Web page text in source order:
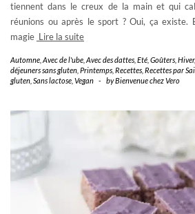
tiennent dans le creux de la main et qui
réunions ou après le sport ? Oui, ça existe.
magie Lire la suite
Automne Avec de l'ube Avec des dattes Eté Goûters Hiver,
déjeuners sans gluten Printemps Recettes Recettes par
gluten Sans lactose Vegan - byBienvenue chez Vero